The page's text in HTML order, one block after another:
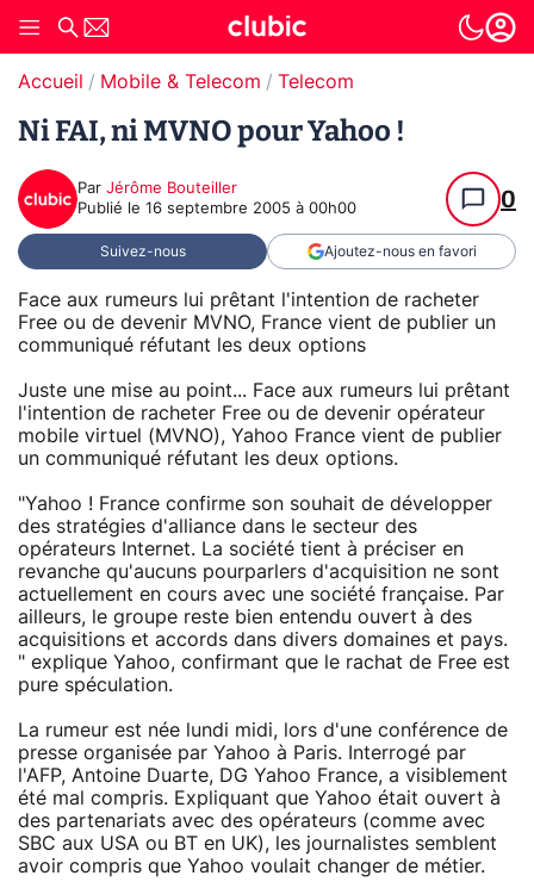
Accueil Mobile & Telecom Telecom
Ni FAI, ni MVNO pour Yahoo !
Par Jérôme Bouteiller
Publié le 16 septembre 2005 à 00h00 0
Suivez-nous Ajoutez-nous en favori
Face aux rumeurs lui prêtant l'intention de racheter
Free ou de devenir MVNO, France vient de publier un
communiqué réfutant les deux options
Juste une mise au point... Face aux rumeurs lui prêtant
l'intention de racheter Free ou de devenir opérateur
mobile virtuel (MVNO), Yahoo France vient de publier
un communiqué réfutant les deux options.
"Yahoo ! France confirme son souhait de développer
des stratégies d'alliance dans le secteur des
opérateurs Internet. La société tient à préciser en
revanche qu'aucuns pourparlers d'acquisition ne sont
actuellement en cours avec une société française. Par
ailleurs, le groupe reste bien entendu ouvert à des
acquisitions et accords dans divers domaines et pays.
" explique Yahoo, confirmant que le rachat de Free est
pure spéculation.
La rumeur est née lundi midi, lors d'une conférence de
presse organisée par Yahoo à Paris. Interrogé par
l'AFP, Antoine Duarte, DG Yahoo France, a visiblement
été mal compris. Expliquant que Yahoo était ouvert à
des partenariats avec des opérateurs (comme avec
SBC aux USA ou BT en UK), les journalistes semblent
avoir compris que Yahoo voulait changer de métier.